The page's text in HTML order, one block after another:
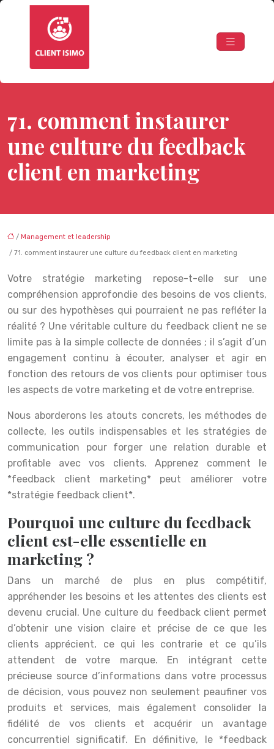
71. comment instaurer
une culture du feedback
client en marketing
/ Management et leadership
/ 71. comment instaurer une culture du feedback client en marketing
Votre stratégie marketing repose-t-elle sur une
compréhension approfondie des besoins de vos clients,
ou sur des hypothèses qui pourraient ne pas refléter la
réalité ? Une véritable culture du feedback client ne se
limite pas à la simple collecte de données ; il s’agit d’un
engagement continu à écouter, analyser et agir en
fonction des retours de vos clients pour optimiser tous
les aspects de votre marketing et de votre entreprise.
Nous aborderons les atouts concrets, les méthodes de
collecte, les outils indispensables et les stratégies de
communication pour forger une relation durable et
profitable avec vos clients. Apprenez comment le
*feedback client marketing* peut améliorer votre
*stratégie feedback client*.
Pourquoi une culture du feedback
client est-elle essentielle en
marketing ?
Dans un marché de plus en plus compétitif,
appréhender les besoins et les attentes des clients est
devenu crucial. Une culture du feedback client permet
d’obtenir une vision claire et précise de ce que les
clients apprécient, ce qui les contrarie et ce qu’ils
attendent de votre marque. En intégrant cette
précieuse source d’informations dans votre processus
de décision, vous pouvez non seulement peaufiner vos
produits et services, mais également consolider la
fidélité de vos clients et acquérir un avantage
concurrentiel significatif. En définitive, le *feedback